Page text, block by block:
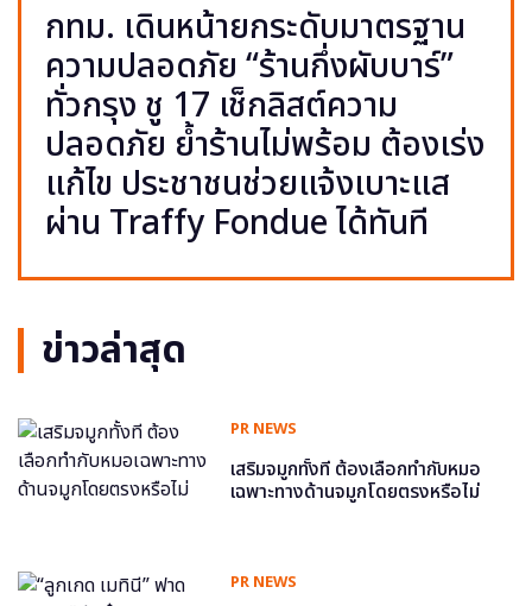
กทม. เดินหน้ายกระดับมาตรฐาน
ความปลอดภัย “ร้านกึ่งผับบาร์”
ทั่วกรุง ชู 17 เช็กลิสต์ความ
ปลอดภัย ย้ำร้านไม่พร้อม ต้องเร่ง
แก้ไข ประชาชนช่วยแจ้งเบาะแส
ผ่าน Traffy Fondue ได้ทันที
ข่าวล่าสุด
PR NEWS
เสริมจมูกทั้งที ต้องเลือกทำกับหมอ
เฉพาะทางด้านจมูกโดยตรงหรือไม่
PR NEWS